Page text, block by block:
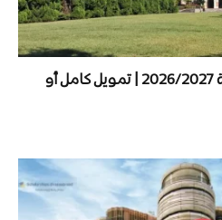
منحة جامعة تايوان الوطنية 2026/2027 | تمويل كامل أو